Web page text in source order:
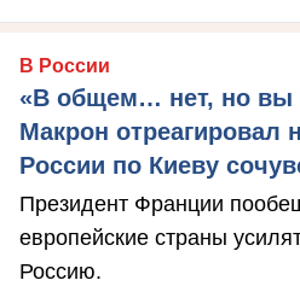
В России
«В общем… нет, но вы
Макрон отреагировал
России по Киеву
Президент Франции
европейские страны
Россию.